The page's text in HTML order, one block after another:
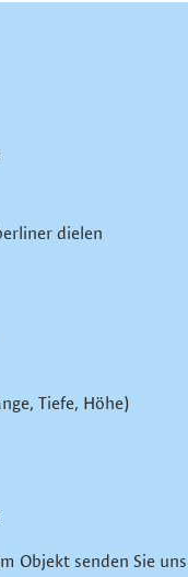
dielen
Tiefe, Höhe)
Objekt senden Sie